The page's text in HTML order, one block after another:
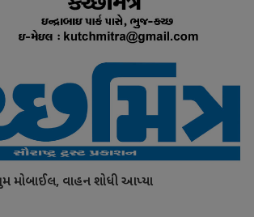
મોબાઈલ, વાહન શોધી આપ્યા